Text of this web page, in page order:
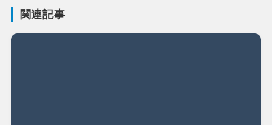
関連記事